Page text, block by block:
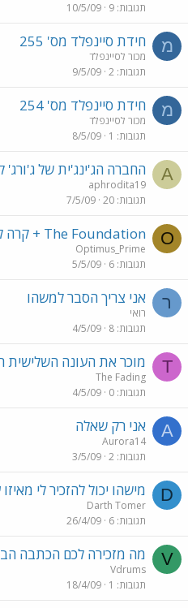
תגובות 9
10/5/09
מ חידת סיינפלד מס' 255
מכור לסיינפלד
תגובות 2
9/5/09
מ חידת סיינפלד מס' 254
מכור לסיינפלד
תגובות 1
8/5/09
A החברה הג'ינג'ית של
aphrodita19
תגובות 20
7/5/09
O The Foundation + קרה לי סיינפלד
Optimus_Prime
תגובות 6
5/5/09
ר אני צריך הסבר למשהו
רואי
תגובות 8
4/5/09
T מוכר את העונה השלישית
The Fading
תגובות 0
4/5/09
A אני רק שאלה
Aurora14
תגובות 2
3/5/09
D מישהו יכול להזכיר לי
Darth Tomer
תגובות 6
26/4/09
V מה מזכירה לכם הכתבה
Vdrums
תגובות 1
18/4/09